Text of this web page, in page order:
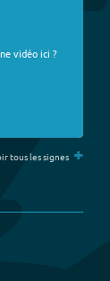
vidéo ici ?
tous les signes +